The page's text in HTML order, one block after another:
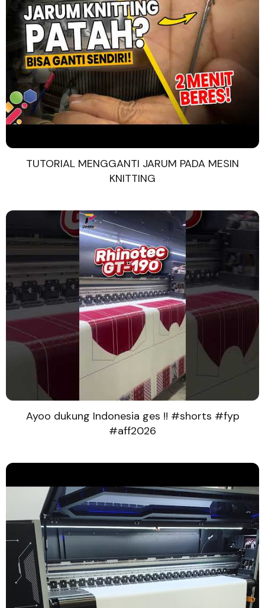
TUTORIAL MENGGANTI JARUM PADA MESIN
KNITTING
Ayoo dukung Indonesia ges !! #shorts #fyp
#aff2026